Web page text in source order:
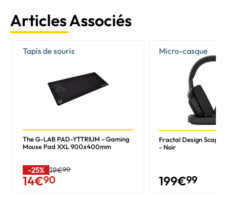
Articles Associés
Tapis de souris
The G-LAB PAD-YTTRIUM - Gaming
Mouse Pad XXL 900x400mm
-25% 19€90
14€90
Micro-casque
Fractal Design Scape
- Noir
199€99